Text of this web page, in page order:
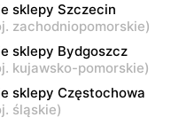
sklepy
ul. Gumniska
sklepy
ul. Franciszka Żwirki
sklepy Szczecin
zachodniopomorskie)
sklepy Bydgoszcz
kujawsko-pomorskie)
sklepy Częstochowa
śląskie)